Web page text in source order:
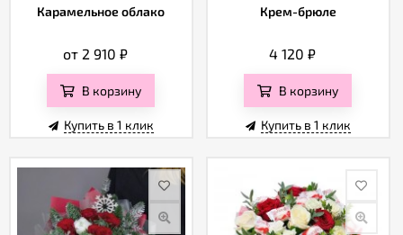
Карамельное облако
от 2 910₽
В корзину
Купить в 1 клик
Крем-брюле
4 120₽
В корзину
Купить в 1 клик